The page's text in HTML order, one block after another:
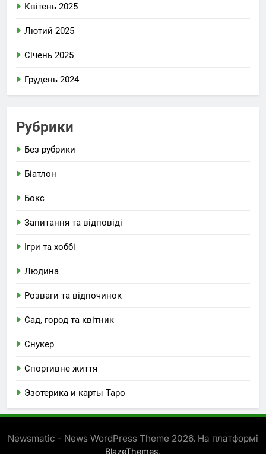
Квітень 2025
Лютий 2025
Січень 2025
Грудень 2024
Рубрики
Без рубрики
Біатлон
Бокс
Запитання та відповіді
Ігри та хоббі
Людина
Розваги та відпочинок
Сад, город та квітник
Снукер
Спортивне життя
Эзотерика и карты Таро
Newsmatic - News WordPress Theme 2026. На платформі
BlazeThemes.